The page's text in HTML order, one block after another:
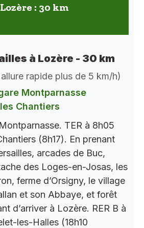
Lozère : 30 km
à Lozère - 30 km
rapide plus de 5 km/h)
Montparnasse
Chantiers
TER à 8h05
(8h17). En prenant
arcades de Buc,
des Loges-en-Josas, les
ferme d’Orsigny, le village
et son Abbaye, et forêt
d’arriver à Lozère. RER B à
les-Halles (18h10